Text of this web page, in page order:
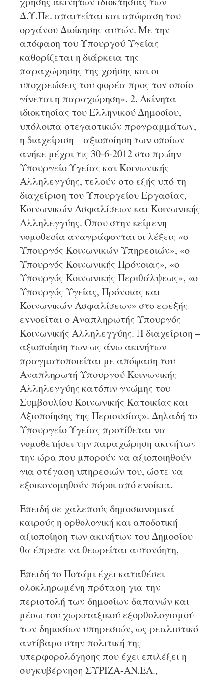
Δ.Υ.Πε. απαιτείται και απόφαση του
οργάνου Διοίκησης αυτών. Με την
απόφαση του Υπουργού Υγείας
καθορίζεται η διάρκεια της
παραχώρησης της χρήσης και οι
υποχρεώσεις του φορέα προς τον οποίο
γίνεται η παραχώρηση». 2. Ακίνητα
ιδιοκτησίας του Ελληνικού Δημοσίου,
υπόλοιπα στεγαστικών προγραμμάτων,
η διαχείριση – αξιοποίηση των οποίων
ανήκε μέχρι τις 30-6-2012 στο πρώην
Υπουργείο Υγείας και Κοινωνικής
Αλληλεγγύης, τελούν στο εξής υπό τη
διαχείριση του Υπουργείου Εργασίας,
Κοινωνικών Ασφαλίσεων και Κοινωνικής
Αλληλεγγύης. Όπου στην κείμενη
νομοθεσία αναγράφονται οι λέξεις «ο
Υπουργός Κοινωνικών Υπηρεσιών», «ο
Υπουργός Κοινωνικής Πρόνοιας», «ο
Υπουργός Κοινωνικής Περιθάλψεως», «ο
Υπουργός Υγείας, Πρόνοιας και
Κοινωνικών Ασφαλίσεων» στο εφεξής
εννοείται ο Αναπληρωτής Υπουργός
Κοινωνικής Αλληλεγγύης. Η διαχείριση –
αξιοποίηση των ως άνω ακινήτων
πραγματοποιείται με απόφαση του
Αναπληρωτή Υπουργού Κοινωνικής
Αλληλεγγύης κατόπιν γνώμης του
Συμβουλίου Κοινωνικής Κατοικίας και
Αξιοποίησης της Περιουσίας». Δηλαδή το
Υπουργείο Υγείας προτίθεται να
νομοθετήσει την παραχώρηση ακινήτων
την ώρα που μπορούν να αξιοποιηθούν
για στέγαση υπηρεσιών του, ώστε να
εξοικονομηθούν πόροι από ενοίκια.
Επειδή σε χαλεπούς δημοσιονομικά
καιρούς η ορθολογική και αποδοτική
αξιοποίηση των ακινήτων του Δημοσίου
θα έπρεπε να θεωρείται αυτονόητη,
Επειδή το Ποτάμι έχει καταθέσει
ολοκληρωμένη πρόταση για την
περιστολή των δημοσίων δαπανών και
μέσω του χωροταξικού εξορθολογισμού
των δημοσίων υπηρεσιών, ως ρεαλιστικό
αντίβαρο στην πολιτική της
υπερφορολόγησης που έχει επιλέξει η
συγκυβέρνηση ΣΥΡΙΖΑ-ΑΝ.ΕΛ.,